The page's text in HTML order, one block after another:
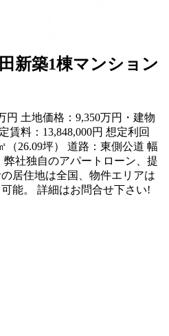
新築1棟マンション
円 土地価格：9,350万円・建物
賃料：13,848,000円 想定利回
（26.09坪） 道路：東側公道 幅
弊社独自のアパートローン、提
居住地は全国、物件エリアは
能。 詳細はお問合せ下さい!